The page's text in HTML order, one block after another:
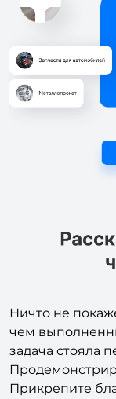
Ничто не
чем
задача стояла
Прикрепите